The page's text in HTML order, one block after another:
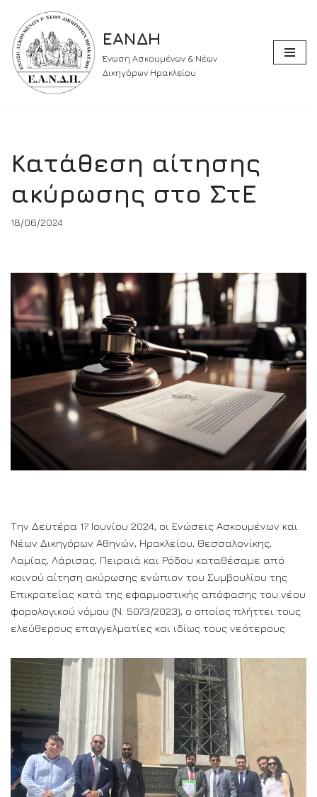
Skip
to
content
ΕΑΝΔΗ
Ένωση Ασκουμένων & Νέων
Δικηγόρων Ηρακλείου
Κατάθεση αίτησης
ακύρωσης στο ΣτΕ
18/06/2024
Την Δευτέρα 17 Ιουνίου 2024, οι Ενώσεις Ασκουμένων και
Νέων Δικηγόρων Αθηνών, Ηρακλείου, Θεσσαλονίκης,
Λαμίας, Λάρισας, Πειραιά και Ρόδου καταθέσαμε από
κοινού αίτηση ακύρωσης ενώπιον του Συμβουλίου της
Επικρατείας κατά της εφαρμοστικής απόφασης του νέου
φορολογικού νόμου (Ν. 5073/2023), ο οποίος πλήττει τους
ελεύθερους επαγγελματίες και ιδίως τους νεότερους.